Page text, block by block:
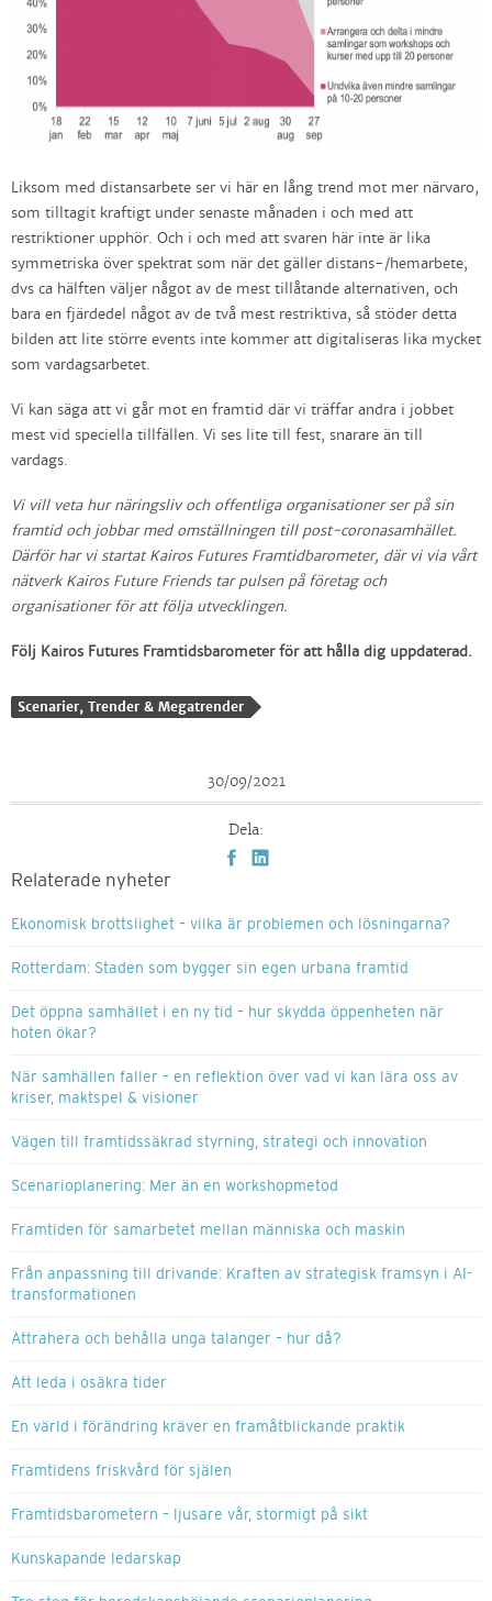
Liksom med distansarbete ser vi här en lång trend mot mer närvaro,
som tilltagit kraftigt under senaste månaden i och med att
restriktioner upphör. Och i och med att svaren här inte är lika
symmetriska över spektrat som när det gäller distans-/hemarbete,
dvs ca hälften väljer något av de mest tillåtande alternativen, och
bara en fjärdedel något av de två mest restriktiva, så stöder detta
bilden att lite större events inte kommer att digitaliseras lika mycket
som vardagsarbetet.
Vi kan säga att vi går mot en framtid där vi träffar andra i jobbet
mest vid speciella tillfällen. Vi ses lite till fest, snarare än till
vardags.
Vi vill veta hur näringsliv och offentliga organisationer ser på sin
framtid och jobbar med omställningen till post-coronasamhället.
Därför har vi startat Kairos Futures Framtidbarometer, där vi via vårt
nätverk Kairos Future Friends tar pulsen på företag och
organisationer för att följa utvecklingen.
Följ Kairos Futures Framtidsbarometer för att hålla dig uppdaterad.
Scenarier, Trender & Megatrender
30/09/2021
Dela:
Relaterade nyheter
Ekonomisk brottslighet – vilka är problemen och lösningarna?
Rotterdam: Staden som bygger sin egen urbana framtid
Det öppna samhället i en ny tid – hur skydda öppenheten när
hoten ökar?
När samhällen faller – en reflektion över vad vi kan lära oss av
kriser, maktspel & visioner
Vägen till framtidssäkrad styrning, strategi och innovation
Scenarioplanering: Mer än en workshopmetod
Framtiden för samarbetet mellan människa och maskin
Från anpassning till drivande: Kraften av strategisk framsyn i AI-
transformationen
Attrahera och behålla unga talanger – hur då?
Att leda i osäkra tider
En värld i förändring kräver en framåtblickande praktik
Framtidens friskvård för själen
Framtidsbarometern – ljusare vår, stormigt på sikt
Kunskapande ledarskap